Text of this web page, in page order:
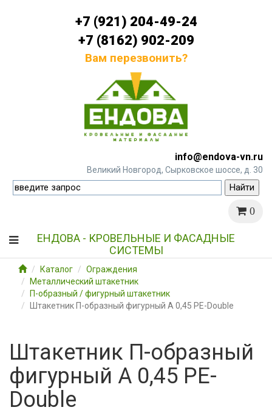
+7 (921) 204-49-24
+7 (8162) 902-209
Вам перезвонить?
info@endova-vn.ru
Великий Новгород, Сырковское шоссе, д. 30
0
ЕНДОВА - КРОВЕЛЬНЫЕ И ФАСАДНЫЕ
СИСТЕМЫ
Каталог
Ограждения
Металлический штакетник
П-образный / фигурный штакетник
Штакетник П-образный фигурный А 0,45 PE-Double
Штакетник П-образный
фигурный А 0,45 PE-
Double